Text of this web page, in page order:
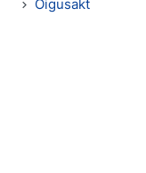
Õigusakt